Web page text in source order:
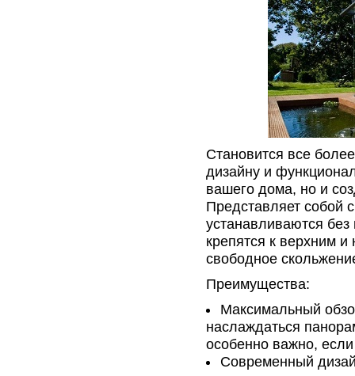
Становится все
дизайну и
вашего дома, но и
Представляет собой
устанавливаются
крепятся к верхним
свободное
Преимущества:
Максимальный
наслаждаться
особенно важно,
Современный